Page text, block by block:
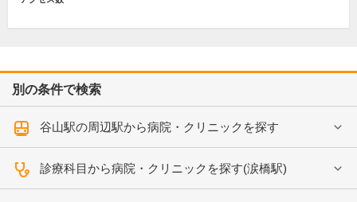
別の条件で検索
谷山駅の周辺駅から病院・クリニックを探す
診療科目から病院・クリニックを探す(涙橋駅)